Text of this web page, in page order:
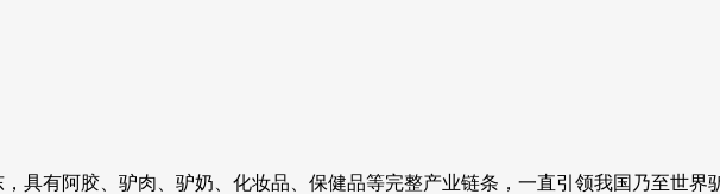
有阿胶、驴肉、驴奶、化妆品、保健品等完整产业链条，一直引领我国乃至世界